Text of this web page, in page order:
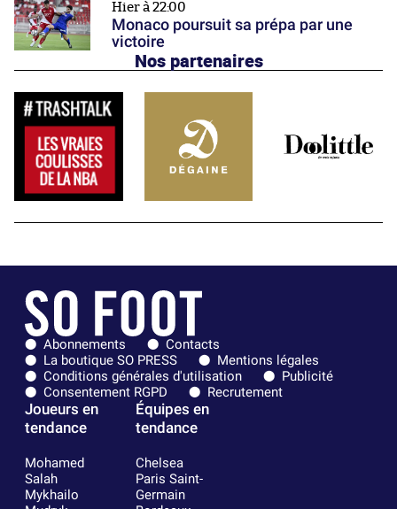
Hier à 22:00
Monaco poursuit sa prépa par une
victoire
Nos partenaires
Abonnements
Contacts
La boutique SO PRESS
Mentions légales
Conditions générales d'utilisation
Publicité
Consentement RGPD
Recrutement
Joueurs en
tendance
Mohamed
Salah
Mykhailo
Équipes en
tendance
Chelsea
Paris Saint-
Germain